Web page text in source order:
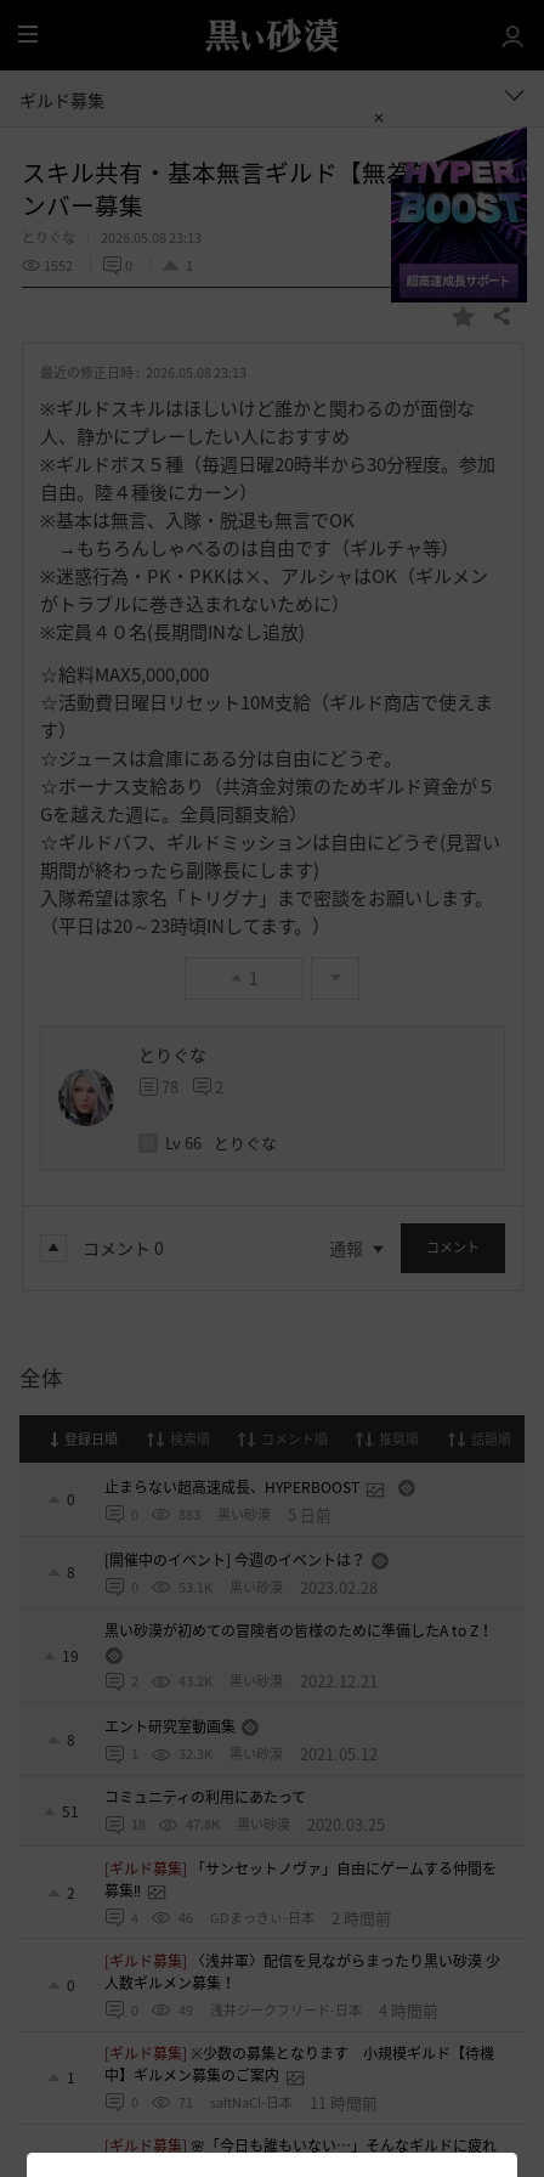
全
体
ギルド募集
スキル共有・基本無言ギルド【無為無想】メ
ンバー募集
とりぐな
2026.05.08 23:13
1552
0 1
お
入
共有する
最近の修正日時 : 2026.05.08 23:13
※ギルドスキルはほしいけど誰かと関わるのが面倒な
人、静かにプレーしたい人におすすめ
※ギルドボス５種（毎週日曜20時半から30分程度。参加
自由。陸４種後にカーン）
※基本は無言、入隊・脱退も無言でOK
→もちろんしゃべるのは自由です（ギルチャ等）
※迷惑行為・PK・PKKは×、アルシャはOK（ギルメン
がトラブルに巻き込まれないために）
※定員４０名(長期間INなし追放)
☆給料MAX5,000,000
☆活動費日曜日リセット10M支給（ギルド商店で使えま
す）
☆ジュースは倉庫にある分は自由にどうぞ。
☆ボーナス支給あり（共済金対策のためギルド資金が５
Gを越えた週に。全員同額支給）
☆ギルドバフ、ギルドミッションは自由にどうぞ(見習い
期間が終わったら副隊長にします)
入隊希望は家名「トリグナ」まで密談をお願いします。
（平日は20～23時頃INしてます。）
1
とりぐな
78 2
Lv 66 とりぐな
コメント 0 通報 コメント
全体
登録日順 検索順 コメント順 推奨順 話題順
0
止まらない超高速成長、HYPERBOOST
0 883 黒い砂漠 5 日前
8
[開催中のイベント] 今週のイベントは？
0 53.1K 黒い砂漠 2023.02.28
19
黒い砂漠が初めての冒険者の皆様のために準備したA to Z！
2 43.2K 黒い砂漠 2022.12.21
8
エント研究室動画集
1 32.3K 黒い砂漠 2021.05.12
51
コミュニティの利用にあたって
18 47.8K 黒い砂漠 2020.03.25
2
[ギルド募集]
「サンセットノヴァ」自由にゲームする仲間を
募集‼️
4 46 GDまっきぃ-日本 2 時間前
0
[ギルド募集]
〈浅井軍〉配信を見ながらまったり黒い砂漠 少
人数ギルメン募集！
0 49 浅井ジークフリード-日本 4 時間前
1
[ギルド募集] ※少数の募集となります 小規模ギルド【待機
中】ギルメン募集のご案内
0 71 saltNaCl-日本 11 時間前
[ギルド募集] 🌸「今日も誰もいない…」そんなギルドに疲れ